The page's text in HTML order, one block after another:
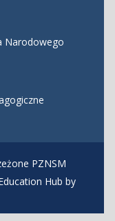
Narodowego
PZNSM
Hub by